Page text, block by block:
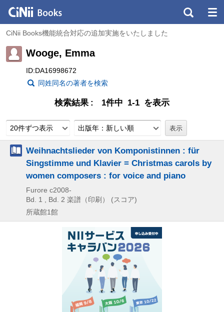
CiNii Books機能統合対応の追加実施をいたしました
Wooge, Emma
ID:DA16998672
同姓同名の著者を検索
検索結果 1件中 1-1 を表示
20件ずつ表示 出版年：新しい順
Weihnachtslieder von Komponistinnen : für
Singstimme und Klavier = Christmas carols by
women composers : for voice and piano
Furore c2008-
Bd. 1 , Bd. 2 楽譜（印刷） (スコア)
所蔵館1館